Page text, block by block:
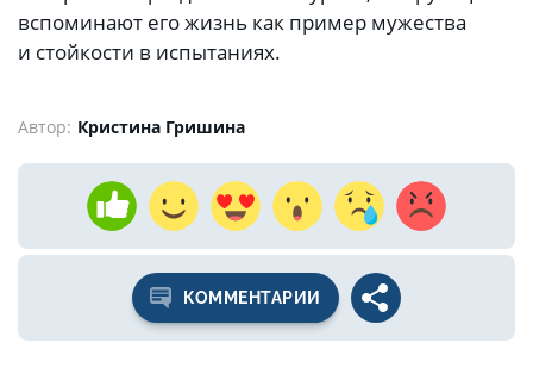
вспоминают его жизнь как пример мужества
и стойкости в испытаниях.
Автор: Кристина Гришина
КОММЕНТАРИИ